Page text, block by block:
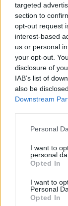
targeted
section to
opt-out request
interest-based
us or personal
your opt-out.
disclosure of
IAB’s list of
also be
Downstream
Personal
I want to
personal
Opted In
I want to
Personal
Opted In